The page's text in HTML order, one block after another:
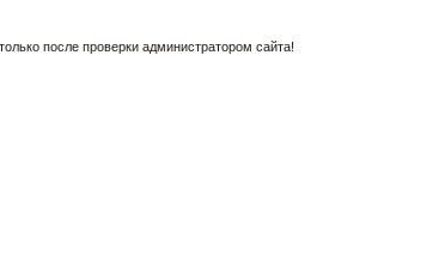
после проверки администратором сайта!